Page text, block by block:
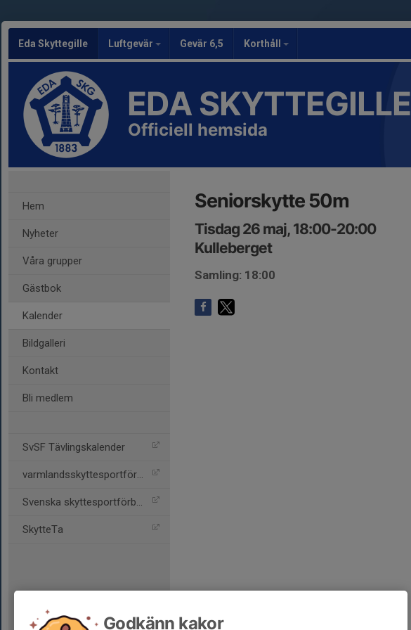
Eda Skyttegille Luftgevär Gevär 6,5 Korthåll
EDA SKYTTEGILLE
Officiell hemsida
Hem
Nyheter
Våra grupper
Gästbok
Kalender
Bildgalleri
Kontakt
Bli medlem
SvSF Tävlingskalender
varmlandsskyttesportförbu
Svenska skyttesportförbun
SkytteTa
Seniorskytte 50m
Tisdag 26 maj, 18:00-20:00
Kulleberget
Samling: 18:00
Godkänn kakor